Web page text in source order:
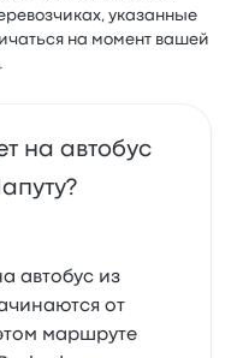
указанные
на момент вашей
на автобус
автобус из
от
маршруте